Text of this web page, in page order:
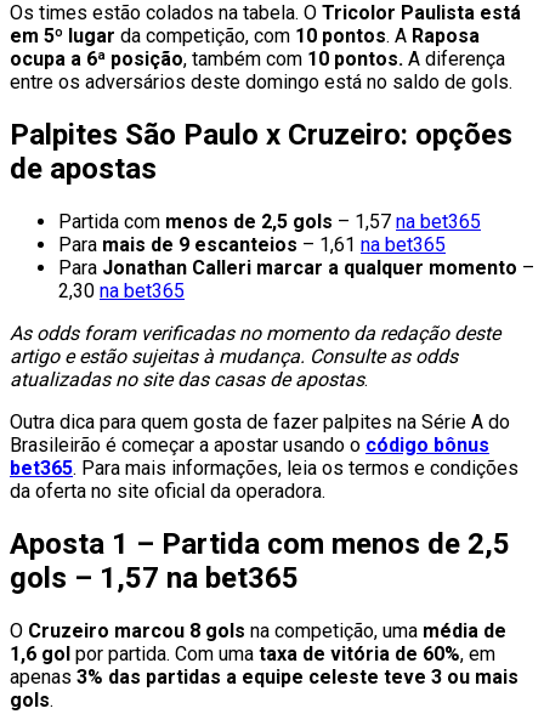
Os times estão colados na tabela. O Tricolor Paulista está
em 5º lugar da competição, com 10 pontos. A Raposa
ocupa a 6ª posição, também com 10 pontos. A diferença
entre os adversários deste domingo está no saldo de gols.
Palpites São Paulo x Cruzeiro: opções
de apostas
Partida com menos de 2,5 gols – 1,57 na bet365
Para mais de 9 escanteios – 1,61 na bet365
Para Jonathan Calleri marcar a qualquer momento –
2,30 na bet365
As odds foram verificadas no momento da redação deste
artigo e estão sujeitas à mudança. Consulte as odds
atualizadas no site das casas de apostas.
Outra dica para quem gosta de fazer palpites na Série A do
Brasileirão é começar a apostar usando o código bônus
bet365. Para mais informações, leia os termos e condições
da oferta no site oficial da operadora.
Aposta 1 – Partida com menos de 2,5
gols – 1,57 na bet365
O Cruzeiro marcou 8 gols na competição, uma média de
1,6 gol por partida. Com uma taxa de vitória de 60%, em
apenas 3% das partidas a equipe celeste teve 3 ou mais
gols.